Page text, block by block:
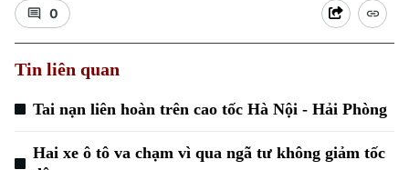
Xu hướng
0
Tin liên quan
Tai nạn liên hoàn trên cao tốc Hà Nội - Hải Phòng
Hai xe ô tô va chạm vì qua ngã tư không giảm tốc